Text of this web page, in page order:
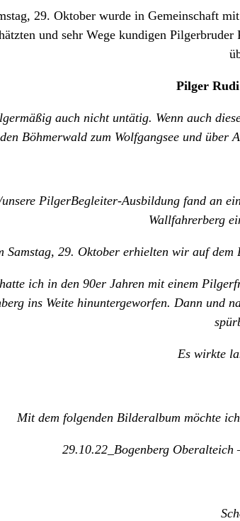
29. Oktober wurde in Gemeinschaft
und sehr Wege kundigen
Pilger
auch nicht untätig. Wenn auch
Böhmerwald zum Wolfgangsee und über
PilgerBegleiter-Ausbildung fand an
Wallfahrerberg
Samstag, 29. Oktober erhielten wir auf
ich in den 90er Jahren mit einem
ins Weite hinuntergeworfen. Dann und
Es wirkte
Mit dem folgenden Bilderalbum möchte
29.10.22_Bogenberg Oberalteich